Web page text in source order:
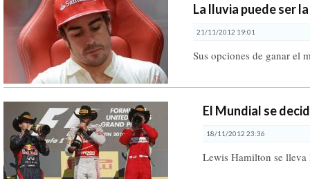
La lluvia puede ser
21/11/2012 19:01
Sus opciones de ganar el
El Mundial se
18/11/2012 23:36
Lewis Hamilton se